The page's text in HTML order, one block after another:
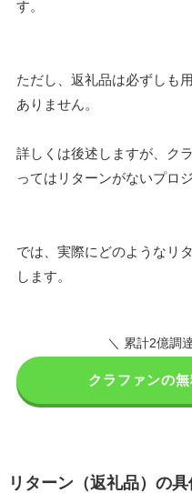
す。
ただし、返礼品は必ずしも
ありません。
詳しくは後述しますが、ク
ってはリターンがないプロ
では、実際にどのようなリ
します。
＼ 累計2億調
クラファンの
リターン（返礼品）の具